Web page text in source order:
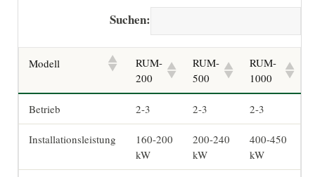
Suchen:
Modell
RUM-
200
RUM-
500
RUM-
1000
Betrieb 2-3 2-3 2-3
Installationsleistung
160-200
kW
200-240
kW
400-450
kW